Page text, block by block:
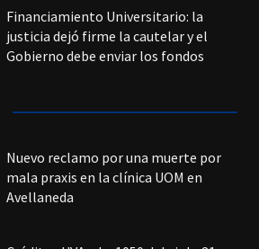
Financiamiento Universitario: la
justicia dejó firme la cautelar y el
Gobierno debe enviar los fondos
Nuevo reclamo por una muerte por
mala praxis en la clínica UOM en
Avellaneda